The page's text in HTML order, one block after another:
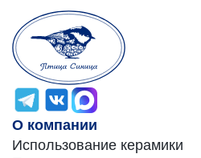
О компании
Использование керамики